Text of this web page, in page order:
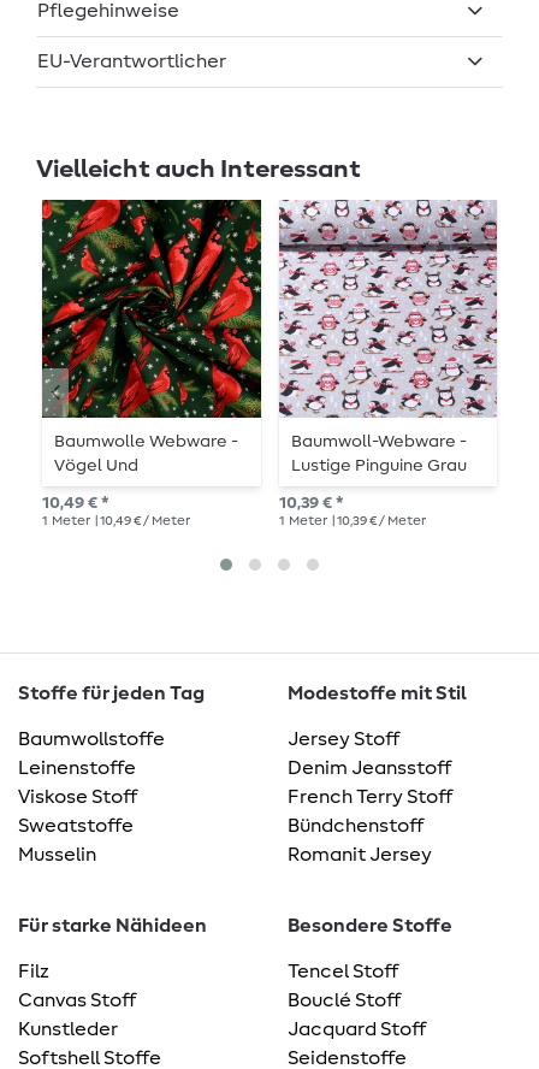
Pflegehinweise
EU-Verantwortlicher
Vielleicht auch Interessant
Baumwolle Webware -
Vögel Und
Schneeflocken
Tannengrün
10,49 € *
1 Meter | 10,49 € / Meter
Baumwoll-Webware -
Lustige Pinguine Grau
10,39 € *
1 Meter | 10,39 € / Meter
Stoffe für jeden Tag
Baumwollstoffe
Leinenstoffe
Viskose Stoff
Sweatstoffe
Musselin
Modestoffe mit Stil
Jersey Stoff
Denim Jeansstoff
French Terry Stoff
Bündchenstoff
Romanit Jersey
Für starke Nähideen
Filz
Canvas Stoff
Kunstleder
Softshell Stoffe
Besondere Stoffe
Tencel Stoff
Bouclé Stoff
Jacquard Stoff
Seidenstoffe